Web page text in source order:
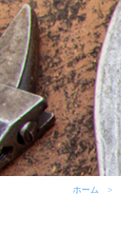
ホーム